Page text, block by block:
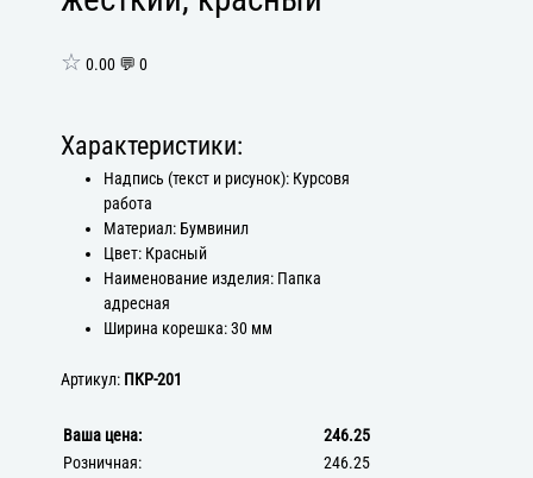
☆ 0.00 💬 0
Характеристики:
Надпись (текст и рисунок): Курсовя
работа
Материал: Бумвинил
Цвет: Красный
Наименование изделия: Папка
адресная
Ширина корешка: 30 мм
Артикул: ПКР-201
Ваша цена:
246.25
Розничная:
246.25